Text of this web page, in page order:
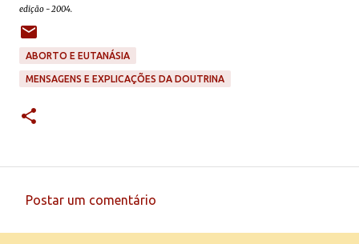
edição - 2004.
ABORTO E EUTANÁSIA
MENSAGENS E EXPLICAÇÕES DA DOUTRINA
Postar um comentário